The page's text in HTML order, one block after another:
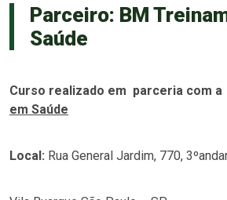
Parceiro: BM
Saúde
Curso realizado em parceria com a
em Saúde
Local: Rua General Jardim, 770,